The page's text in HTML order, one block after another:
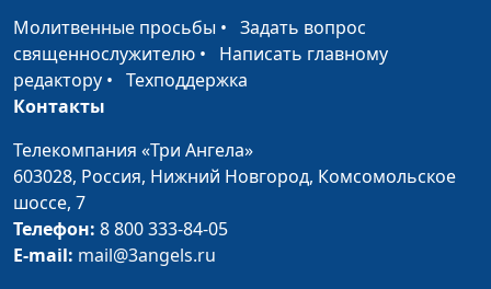
Воздержание
Андрей Прокопьев, магистр
общественного
Профилактика
падений
Андрей Прокопьев, магистр
общественного
Защита от
Молитвенные просьбы • Задать вопрос
священнослужителю • Написать главному
редактору • Техподдержка
Контакты
Телекомпания «Три Ангела»
603028, Россия, Нижний Новгород, Комсомольское
шоссе, 7
Телефон: 8 800 333-84-05
E-mail: mail@3angels.ru